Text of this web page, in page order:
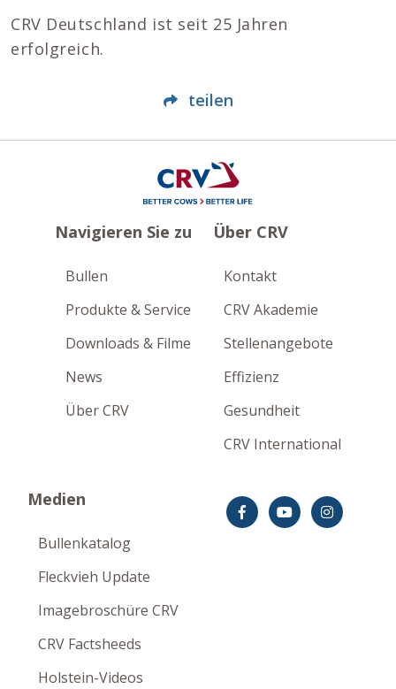
CRV Deutschland ist seit 25 Jahren
erfolgreich.
teilen
Navigieren Sie zu
Bullen
Produkte & Service
Downloads & Filme
News
Über CRV
Über CRV
Kontakt
CRV Akademie
Stellenangebote
Effizienz
Gesundheit
CRV International
Medien
Bullenkatalog
Fleckvieh Update
Imagebroschüre CRV
CRV Factsheeds
Holstein-Videos